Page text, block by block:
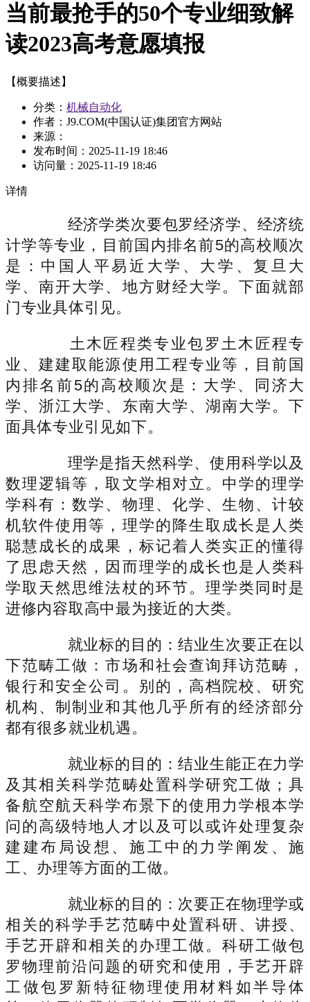
当前最抢手的50个专业细致解
读2023高考意愿填报
【概要描述】
分类： 机械自动化
作者：J9.COM(中国认证)集团官方网站
来源：
发布时间： 2025-11-19 18:46
访问量： 2025-11-19 18:46
详情
经济学类次要包罗经济学、经济统
计学等专业，目前国内排名前5的高校顺次
是：中国人平易近大学、大学、复旦大
学、南开大学、地方财经大学。下面就部
门专业具体引见。
土木匠程类专业包罗土木匠程专
业、建建取能源使用工程专业等，目前国
内排名前5的高校顺次是：大学、同济大
学、浙江大学、东南大学、湖南大学。下
面具体专业引见如下。
理学是指天然科学、使用科学以及
数理逻辑等，取文学相对立。中学的理学
学科有：数学、物理、化学、生物、计较
机软件使用等，理学的降生取成长是人类
聪慧成长的成果，标记着人类实正的懂得
了思虑天然，因而理学的成长也是人类科
学取天然思维法杖的环节。理学类同时是
进修内容取高中最为接近的大类。
就业标的目的：结业生次要正在以
下范畴工做：市场和社会查询拜访范畴，
银行和安全公司。别的，高档院校、研究
机构、制制业和其他几乎所有的经济部分
都有很多就业机遇。
就业标的目的：结业生能正在力学
及其相关科学范畴处置科学研究工做；具
备航空航天科学布景下的使用力学根本学
问的高级特地人才以及可以或许处理复杂
建建布局设想、施工中的力学阐发、施
工、办理等方面的工做。
就业标的目的：次要正在物理学或
相关的科学手艺范畴中处置科研、讲授、
手艺开辟和相关的办理工做。科研工做包
罗物理前沿问题的研究和使用，手艺开辟
工做包罗新特征物理使用材料如半导体